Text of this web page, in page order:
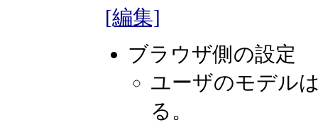
[編集]
ブラウザ側の設定
ユーザのモデル
る。